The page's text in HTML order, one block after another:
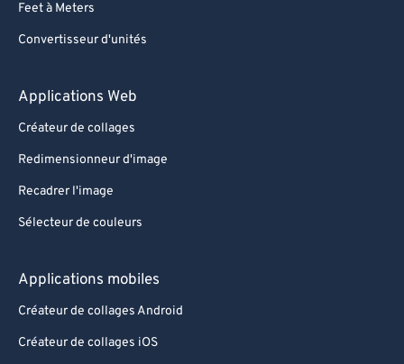
Feet à Meters
Convertisseur d'unités
Applications Web
Créateur de collages
Redimensionneur d'image
Recadrer l'image
Sélecteur de couleurs
Applications mobiles
Créateur de collages Android
Créateur de collages iOS